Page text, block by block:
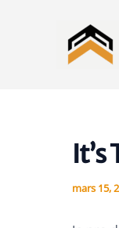
It’s
mars 15,